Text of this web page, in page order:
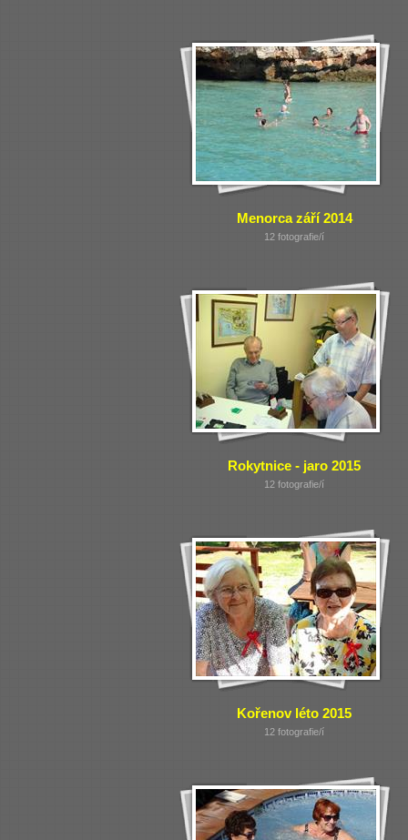
Menorca září 2014
12 fotografie/í
Rokytnice - jaro 2015
12 fotografie/í
Kořenov léto 2015
12 fotografie/í